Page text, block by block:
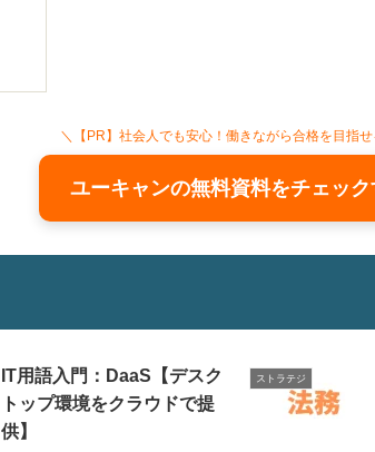
＼【PR】社会人でも安心！働きながら合格を目指せ
ユーキャンの無料資料をチェック
IT用語入門：DaaS【デスク
トップ環境をクラウドで提
供】
ストラテジ